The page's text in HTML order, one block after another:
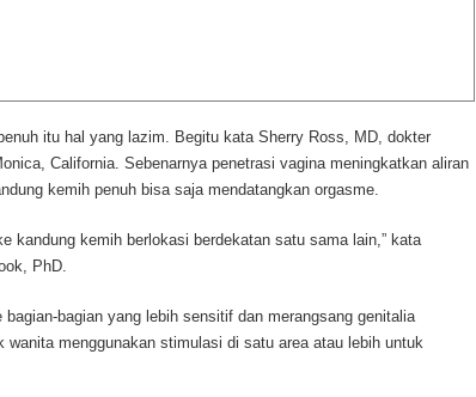
itu hal yang lazim. Begitu kata Sherry Ross, MD, dokter
California. Sebenarnya penetrasi vagina meningkatkan aliran
kemih penuh bisa saja mendatangkan orgasme.
kandung kemih berlokasi berdekatan satu sama lain,” kata
PhD.
bagian yang lebih sensitif dan merangsang genitalia
menggunakan stimulasi di satu area atau lebih untuk